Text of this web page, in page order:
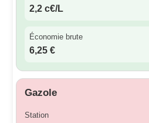
2,2 c€/L
Économie brute
6,25 €
Gazole
Station